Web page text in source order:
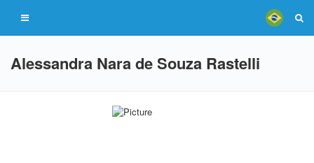
Alessandra Nara de Souza Rastelli